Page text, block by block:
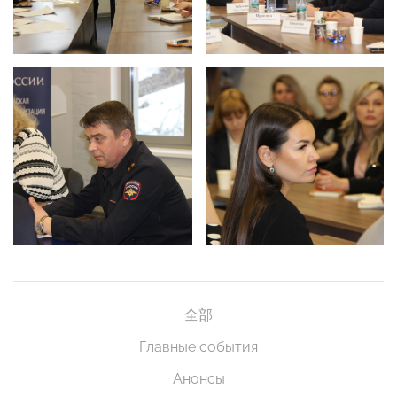
全部
Главные события
Анонсы